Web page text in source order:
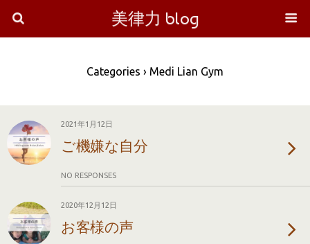
美律力 blog
Categories › Medi Lian Gym
2021年1月12日
ご機嫌な自分
NO RESPONSES
2020年12月12日
お客様の声